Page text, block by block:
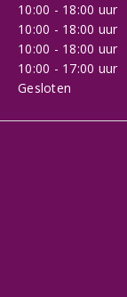
10:00 - 18:00 uur
10:00 - 18:00 uur
10:00 - 18:00 uur
10:00 - 17:00 uur
Gesloten